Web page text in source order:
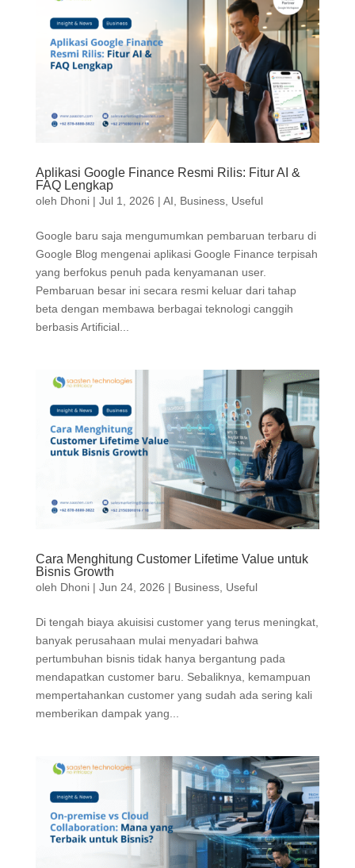
Aplikasi Google Finance Resmi Rilis: Fitur AI &
FAQ Lengkap
oleh Dhoni| Jul 1, 2026 | AI Business, Useful
Google baru saja mengumumkan pembaruan terbaru di
Google Blog mengenai aplikasi Google Finance terpisah
yang berfokus penuh pada kenyamanan user.
Pembaruan besar ini secara resmi keluar dari tahap
beta dengan membawa berbagai teknologi canggih
berbasis Artificial...
Cara Menghitung Customer Lifetime Value untuk
Bisnis Growth
oleh Dhoni| Jun 24, 2026 | Business, Useful
Di tengah biaya akuisisi customer yang terus meningkat,
banyak perusahaan mulai menyadari bahwa
pertumbuhan bisnis tidak hanya bergantung pada
mendapatkan customer baru. Sebaliknya, kemampuan
mempertahankan customer yang sudah ada sering kali
memberikan dampak yang...